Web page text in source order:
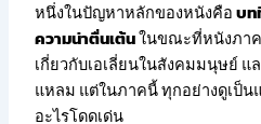
หนึ่งในปัญหาหลักของหนังคือบท
ความน่าตื่นเต้นในขณะที่หนังภา
เกี่ยวกับเอเลี่ยนในสังคมมนุษย์
แหลม แต่ในภาคนี้ ทุกอย่างดูเป็น
อะไรโดดเด่น